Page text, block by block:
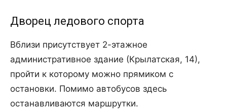
Дворец ледового спорта
Вблизи присутствует 2-этажное
административное здание (Крылатская, 14),
пройти к которому можно прямиком с
остановки. Помимо автобусов здесь
останавливаются маршрутки.